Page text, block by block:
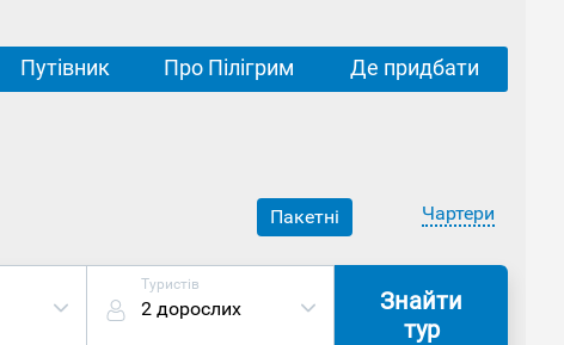
Путівник Про Пілігрим Де придбати
Пакетні Чартери
Туристів
2 дорослих
Знайти
тур